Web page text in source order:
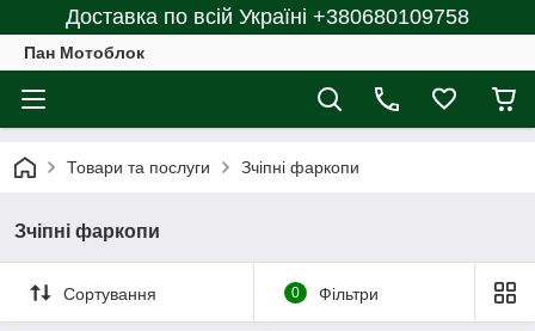
Доставка по всій Україні +380680109758
Пан Мотоблок
Товари та послуги Зчіпні фаркопи
Зчіпні фаркопи
Сортування 0 Фільтри